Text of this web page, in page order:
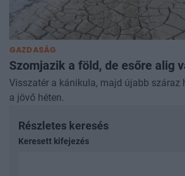
GAZDASÁG
Szomjazik a föld, de esőre alig
Visszatér a kánikula, majd újabb száraz
a jövő héten.
Részletes keresés
Keresett kifejezés